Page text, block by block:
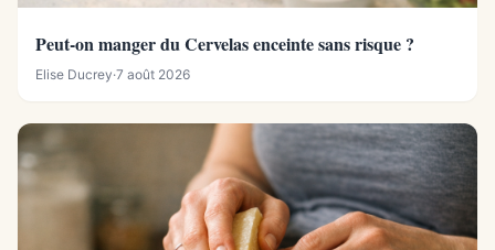
Peut-on manger du Cervelas enceinte sans risque ?
Elise Ducrey·7 août 2026